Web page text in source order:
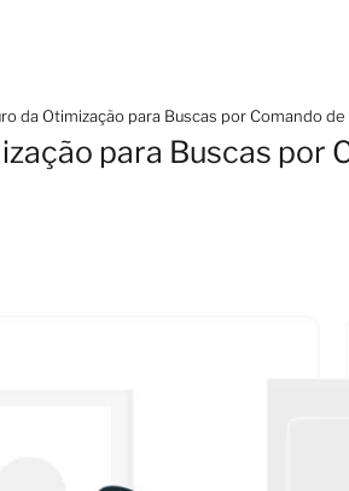
da Otimização para Buscas por Comando de
para Buscas por